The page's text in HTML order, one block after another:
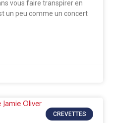
vous faire transpirer en
un peu comme un concert
CREVETTES